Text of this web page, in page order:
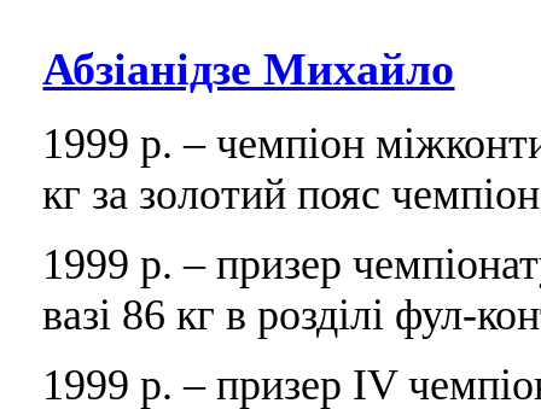
Абзіанідзе Михайло
1999 р. – чемпіон
кг за золотий пояс
1999 р. – призер
вазі 86 кг в розділі фул-
1999 р. – призер IV